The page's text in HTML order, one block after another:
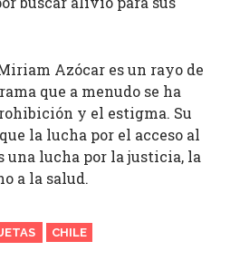
Azócar es un rayo de
que a menudo se ha
y el estigma. Su
la lucha por el acceso al
una lucha por la justicia, la
a la salud.
CHILE